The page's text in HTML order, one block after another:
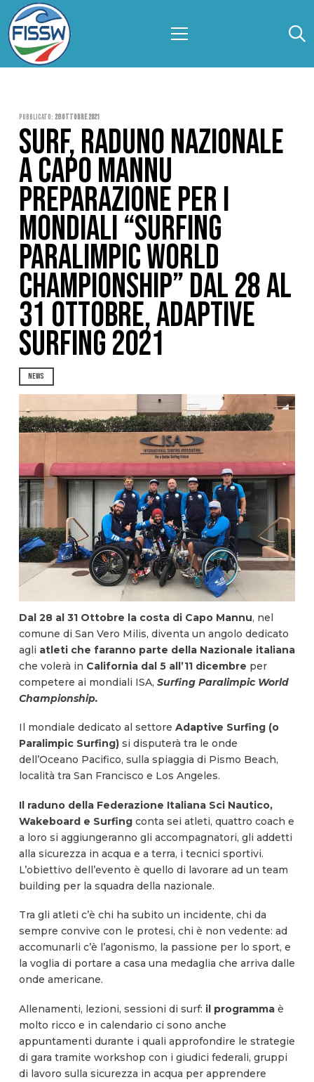
Pubblicato: 28 Ottobre 2021
SURF, RADUNO NAZIONALE
A CAPO MANNU
PREPARAZIONE PER I
MONDIALI “SURFING
PARALIMPIC WORLD
CHAMPIONSHIP” DAL 28 AL
31 OTTOBRE, ADAPTIVE
SURFING 2021
NEWS
Dal 28 al 31 Ottobre la costa di Capo Mannu, nel
comune di San Vero Milis, diventa un angolo dedicato
agli atleti che faranno parte della Nazionale italiana
che volerà in California dal 5 all’11 dicembre per
competere ai mondiali ISA, Surfing Paralimpic World
Championship.
Il mondiale dedicato al settore Adaptive Surfing (o
Paralimpic Surfing) si disputerà tra le onde
dell’Oceano Pacifico, sulla spiaggia di Pismo Beach,
località tra San Francisco e Los Angeles.
Il raduno della Federazione Italiana Sci Nautico,
Wakeboard e Surfing conta sei atleti, quattro coach e
a loro si aggiungeranno gli accompagnatori, gli addetti
alla sicurezza in acqua e a terra, i tecnici sportivi.
L’obiettivo dell’evento è quello di lavorare ad un team
building per la squadra della nazionale.
Tra gli atleti c’è chi ha subito un incidente, chi da
sempre convive con le protesi, chi è non vedente: ad
accomunarli c’è l’agonismo, la passione per lo sport, e
la voglia di portare a casa una medaglia che arriva dalle
onde americane.
Allenamenti, lezioni, sessioni di surf: il programmaè
molto ricco e in calendario ci sono anche
appuntamenti durante i quali approfondire le strategie
di gara tramite workshop con i giudici federali, gruppi
di lavoro sulla sicurezza in acqua per apprendere